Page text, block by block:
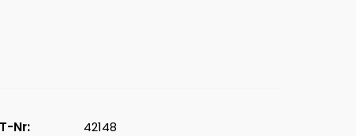
Nr:
42148